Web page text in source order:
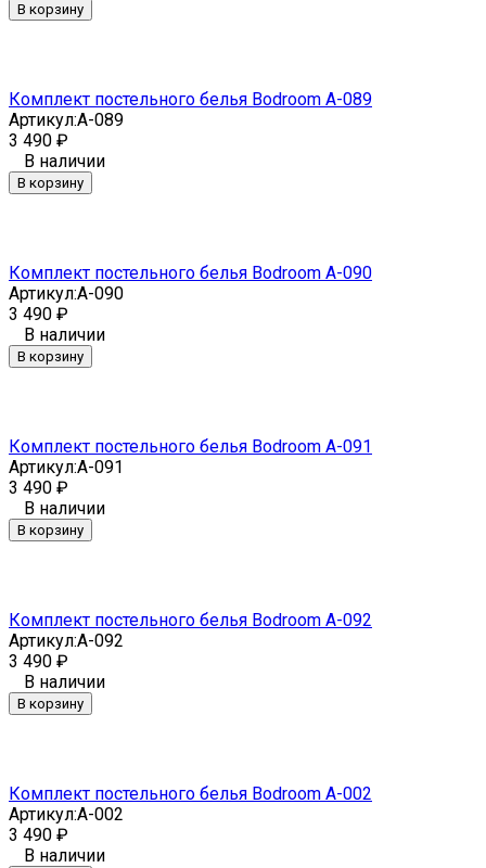
В корзину
Комплект постельного белья Bodroom A-089
Артикул:A-089
3 490 ₽
В наличии
В корзину
Комплект постельного белья Bodroom A-090
Артикул:A-090
3 490 ₽
В наличии
В корзину
Комплект постельного белья Bodroom A-091
Артикул:A-091
3 490 ₽
В наличии
В корзину
Комплект постельного белья Bodroom A-092
Артикул:A-092
3 490 ₽
В наличии
В корзину
Комплект постельного белья Bodroom A-002
Артикул:A-002
3 490 ₽
В наличии